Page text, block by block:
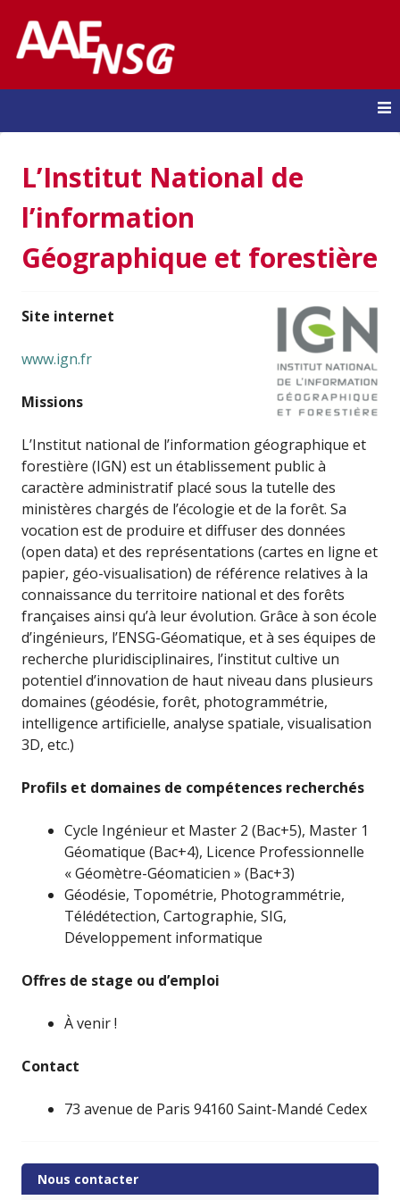
Forum Entreprises
Alumni Géodata
L’Institut National de
l’information
Géographique et forestière
Site internet
www.ign.fr
Missions
L’Institut national de l’information géographique et
forestière (IGN) est un établissement public à
caractère administratif placé sous la tutelle des
ministères chargés de l’écologie et de la forêt. Sa
vocation est de produire et diffuser des données
(open data) et des représentations (cartes en ligne et
papier, géo-visualisation) de référence relatives à la
connaissance du territoire national et des forêts
françaises ainsi qu’à leur évolution. Grâce à son école
d’ingénieurs, l’ENSG-Géomatique, et à ses équipes de
recherche pluridisciplinaires, l’institut cultive un
potentiel d’innovation de haut niveau dans plusieurs
domaines (géodésie, forêt, photogrammétrie,
intelligence artificielle, analyse spatiale, visualisation
3D, etc.)
Profils et domaines de compétences recherchés
Cycle Ingénieur et Master 2 (Bac+5), Master 1
Géomatique (Bac+4), Licence Professionnelle
« Géomètre-Géomaticien » (Bac+3)
Géodésie, Topométrie, Photogrammétrie,
Télédétection, Cartographie, SIG,
Développement informatique
Offres de stage ou d’emploi
À venir !
Contact
73 avenue de Paris 94160 Saint-Mandé Cedex
Nous contacter